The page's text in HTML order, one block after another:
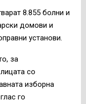
8.855 болни и
домови и
установи.
за
со
изборна
го